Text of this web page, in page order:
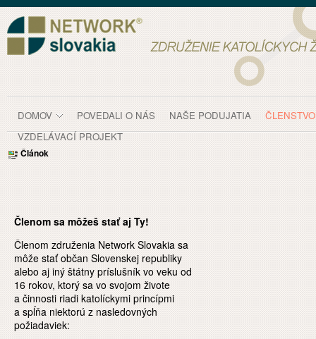
DOMOV POVEDALI O NÁS NAŠE PODUJATIA
ČLENSTVO
VZDELÁVACÍ PROJEKT
Článok
Členom sa môžeš stať aj Ty!
Členom združenia Network Slovakia sa
môže stať občan Slovenskej republiky
alebo aj iný štátny príslušník vo veku od
16 rokov, ktorý sa vo svojom živote
a činnosti riadi katolíckymi princípmi
a spĺňa niektorú z nasledovných
požiadaviek: